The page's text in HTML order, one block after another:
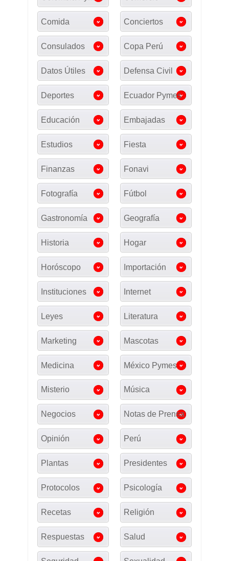
Comida Conciertos
Consulados Copa Perú
Datos Útiles Defensa Civil
Deportes Ecuador Pymes
Educación Embajadas
Estudios Fiesta
Finanzas Fonavi
Fotografía Fútbol
Gastronomía Geografía
Historia Hogar
Horóscopo Importación
Instituciones Internet
Leyes Literatura
Marketing Mascotas
Medicina México Pymes
Misterio Música
Negocios Notas de Prensa
Opinión Perú
Plantas Presidentes
Protocolos Psicología
Recetas Religión
Respuestas Salud